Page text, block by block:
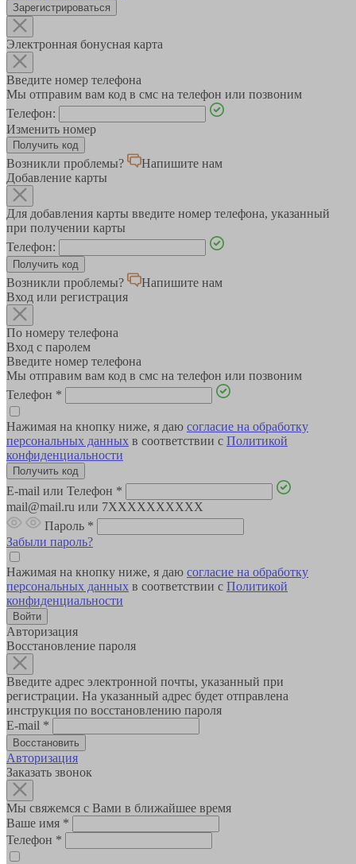
Зарегистрироваться
Электронная бонусная карта
Введите номер телефона
Мы отправим вам код в смс на телефон или позвоним
Телефон:
Изменить номер
Возникли проблемы?
Напишите нам
Добавление карты
Для добавления карты введите номер телефона, указанный
при получении карты
Телефон:
Возникли проблемы?
Напишите нам
Вход или регистрация
По номеру телефона
Вход с паролем
Введите номер телефона
Мы отправим вам код в смс на телефон или позвоним
Телефон *
Нажимая на кнопку ниже, я даю согласие на обработку
персональных данных в соответствии с Политикой
конфиденциальности
E-mail или Телефон *
mail@mail.ru или 7XXXXXXXXXX
Пароль *
Забыли пароль?
Нажимая на кнопку ниже, я даю согласие на обработку
персональных данных в соответствии с Политикой
конфиденциальности
Авторизация
Восстановление пароля
Введите адрес электронной почты, указанный при
регистрации. На указанный адрес будет отправлена
инструкция по восстановлению пароля
E-mail *
Авторизация
Заказать звонок
Мы свяжемся с Вами в ближайшее время
Ваше имя *
Телефон *